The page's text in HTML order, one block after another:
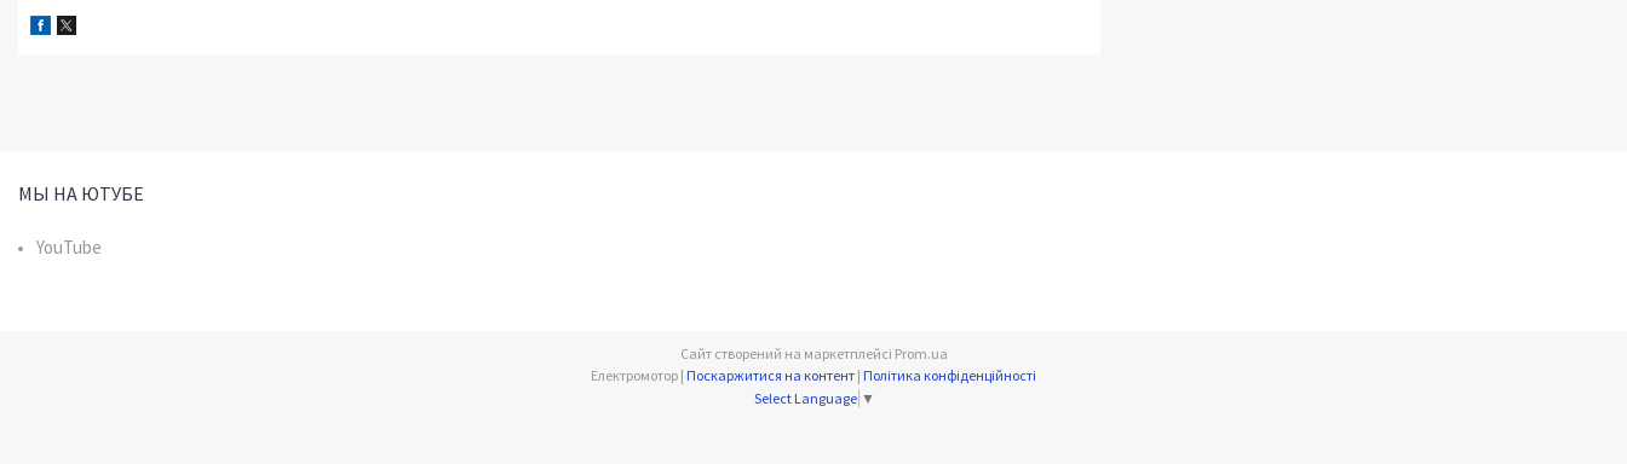
МЫ НА ЮТУБЕ
YouTube
Сайт створений на маркетплейсі Prom.ua
Електромотор | Поскаржитися на контент | Політика конфіденційності
Select Language ▼